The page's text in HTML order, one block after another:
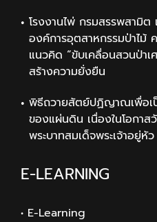
โรงงานไพ่ กรมสรรพสามิต
องค์การอุตสาหกรรมป่าไม้
แนวคิด “ขับเคลื่อนสวนป่า
สร้างความยั่งยืน
พิธีถวายสัตย์ปฏิญาณเพื่อเ
ของแผ่นดิน เนื่องในโอกาส
พระบาทสมเด็จพระเจ้าอยู่
E-LEARNING
• E-Learning